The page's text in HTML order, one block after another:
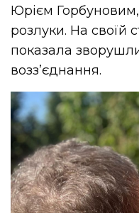
Юрієм Горбуновим,
розлуки. На своїй
показала
возз’єднання.